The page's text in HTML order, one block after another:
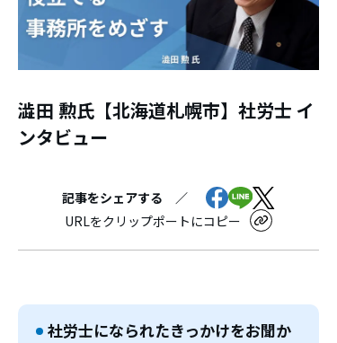
澁田 勲氏【北海道札幌市】社労士 イ
ンタビュー
記事をシェアする ／
URLをクリップポートにコピー
社労士になられたきっかけをお聞か